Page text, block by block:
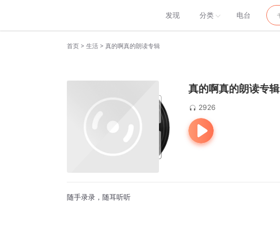
发现 分类 电台
首页 > 生活 > 真的啊真的朗读专辑
真的啊真的朗读专辑
2926
随手录录，随耳听听